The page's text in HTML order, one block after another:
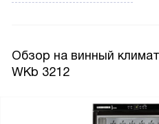
Обзор на винный
WKb 3212